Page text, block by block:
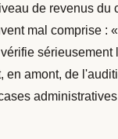
de revenus du
mal comprise :
en amont, de